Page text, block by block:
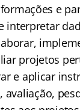
e
interpretar
projetos
e aplicar